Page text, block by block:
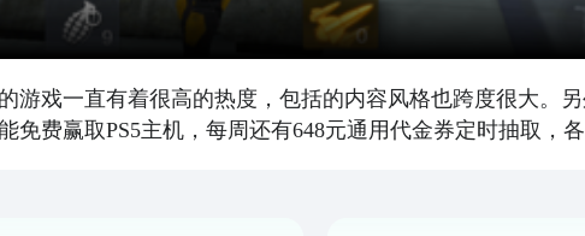
游戏一直有着很高的热度，包括的内容风格也跨度很大。
免费赢取PS5主机，每周还有648元通用代金券定时抽取，